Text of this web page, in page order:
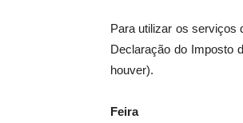
Para utilizar os serviços
Declaração do Imposto
houver).
Feira